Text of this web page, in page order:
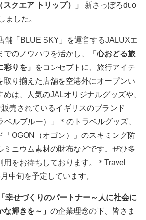
スクエア トリップ）」
新さっぽろduo
ました。
舗「BLUE SKY」を運営するJALUXエ
のノウハウを活かし、
「心おどる旅
りを」
をコンセプトに、旅行アイテ
取り揃えた店舗を空港外にオープンい
めは、人気のJALオリジナルグッズや、
売されているイギリスのブランド
ベルブルー）」＊のトラベルグッズ、
「OGON（オゴン）」のスキミング防
ミニウム素材の財布などです。ぜひ多
用をお待ちしております。＊Travel
中旬を予定しています。
「幸せづくりのパートナー～人に社会に
輝きを～」 の企業理念の下、皆さま